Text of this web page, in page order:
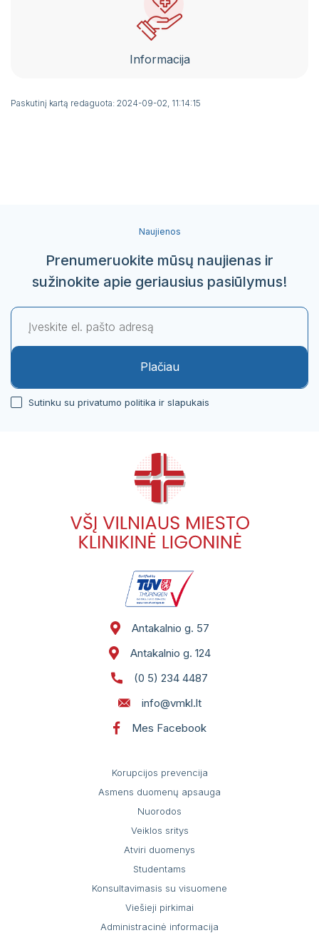
VŠĮ Vilniaus miesto klinikinės ligoninės
paslaugas ir jų teikimo nutraukimo tvarkos
Gydytojai, konsultuojantys užsienio kalbomis
Informacija
Paskutinį kartą redaguota: 2024-09-02, 11:14:15
Naujienos
Prenumeruokite mūsų naujienas ir
sužinokite apie geriausius pasiūlymus!
Plačiau
Sutinku su privatumo politika ir slapukais
Antakalnio g. 57
Antakalnio g. 124
(0 5) 234 4487
info@vmkl.lt
Mes Facebook
Korupcijos prevencija
Asmens duomenų apsauga
Nuorodos
Veiklos sritys
Atviri duomenys
Studentams
Konsultavimasis su visuomene
Viešieji pirkimai
Administracinė informacija